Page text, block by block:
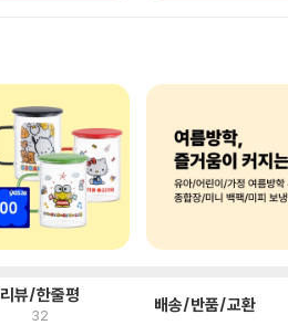
리뷰/한줄평
32 배송/반품/교환